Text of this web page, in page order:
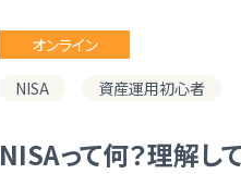
オンライン
NISA
資産運用初心者
NISAって何？理解し